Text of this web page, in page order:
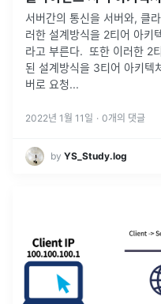
서버간의 통신을 서버와, 클
러한 설계방식을 2티어 아키
라고 부른다. 또한 이러한 2
된 설계방식을 3티어 아키텍
버로 요청...
2022년 1월 11일 · 0개의 댓글
by YS_Study.log